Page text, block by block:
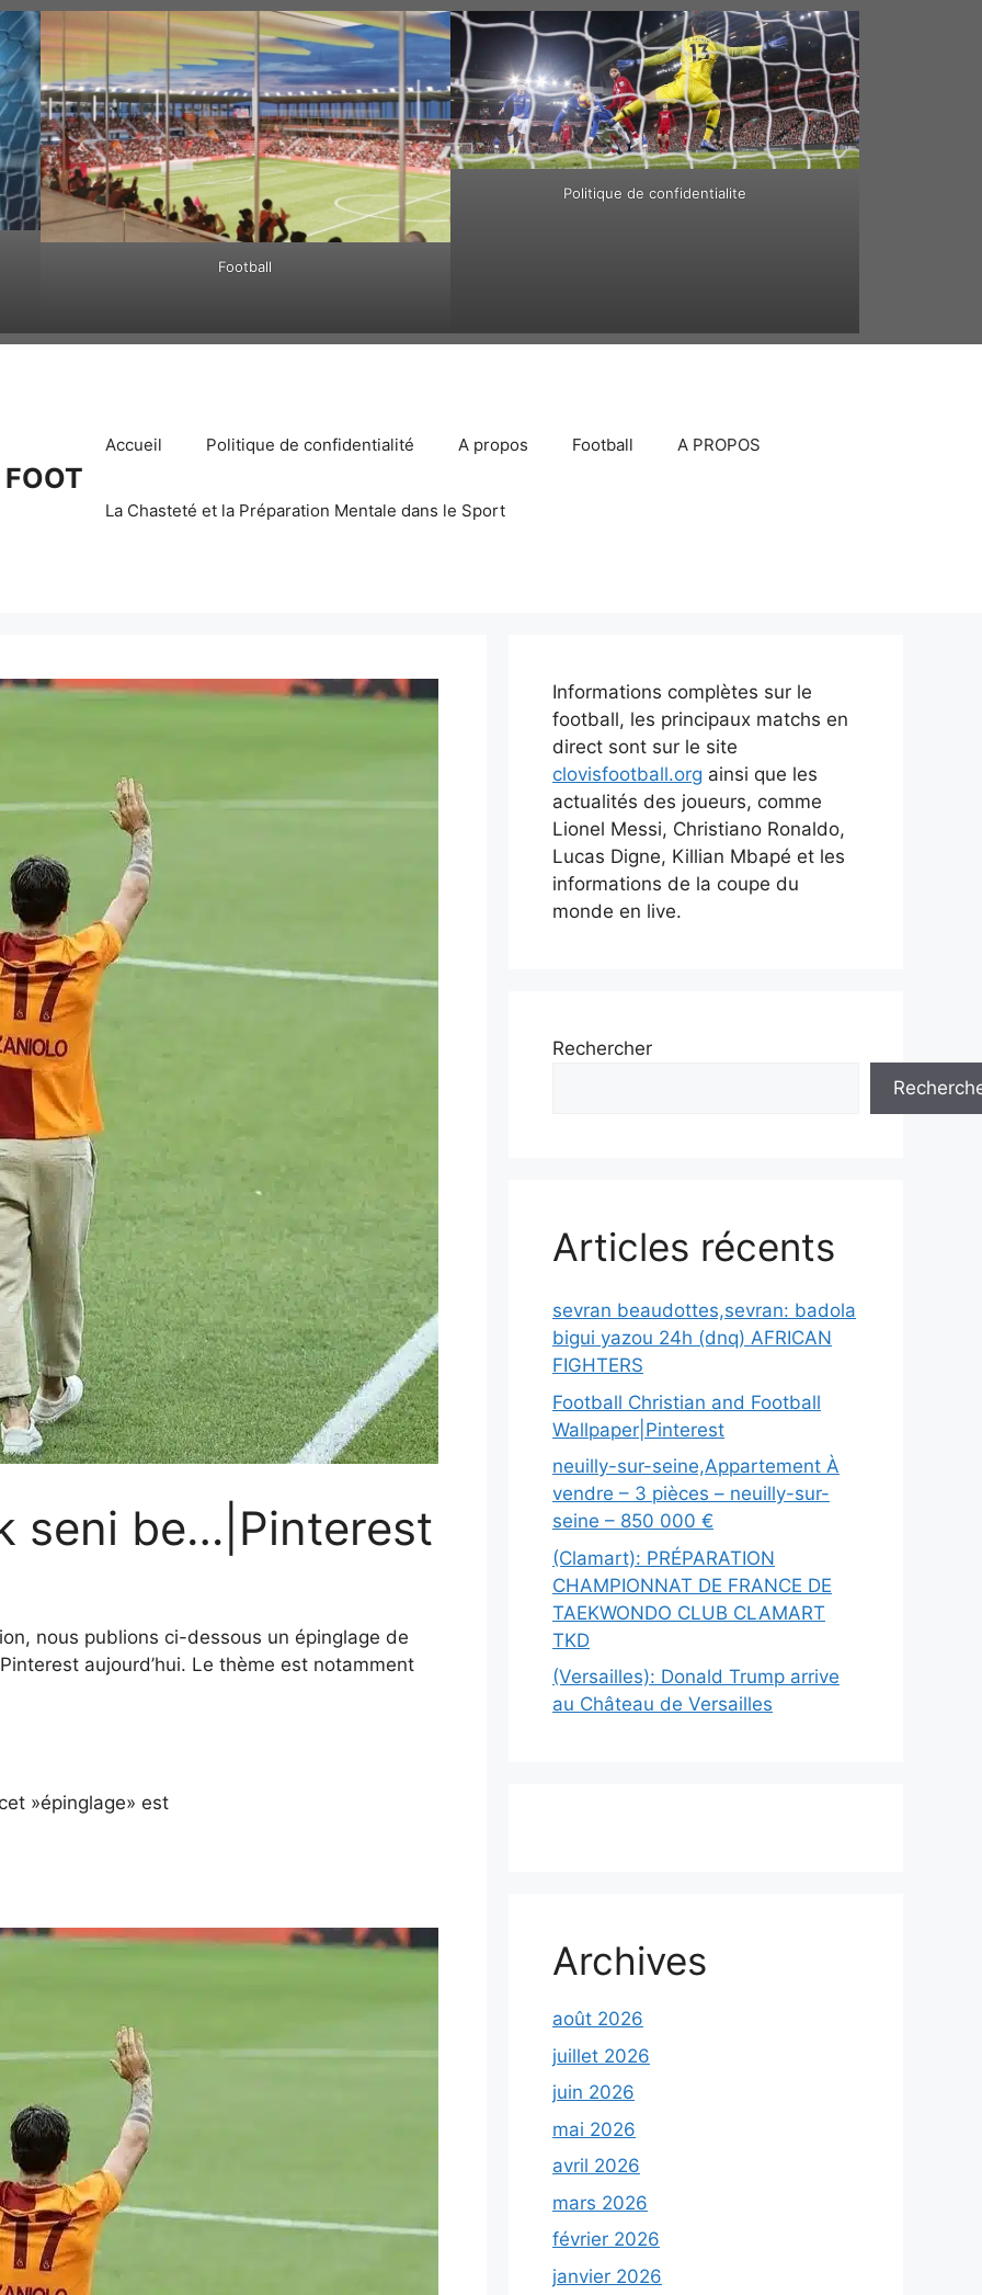
Football
Politique de confidentialite
Accueil Politique de confidentialité A propos Football A PROPOS
La Chasteté et la Préparation Mentale dans le Sport
seni be…|Pinterest
nous publions ci-dessous un épinglage de
aujourd’hui. Le thème est notamment
»épinglage» est
Informations complètes sur le
football, les principaux matchs en
direct sont sur le site
clovisfootball.org ainsi que les
actualités des joueurs, comme
Lionel Messi, Christiano Ronaldo,
Lucas Digne, Killian Mbapé et les
informations de la coupe du
monde en live.
Rechercher
Articles récents
sevran beaudottes,sevran: badola
bigui yazou 24h (dnq) AFRICAN
FIGHTERS
Football Christian and Football
Wallpaper|Pinterest
neuilly-sur-seine,Appartement À
vendre – 3 pièces – neuilly-sur-
seine – 850 000 €
(Clamart): PRÉPARATION
CHAMPIONNAT DE FRANCE DE
TAEKWONDO CLUB CLAMART
TKD
(Versailles): Donald Trump arrive
au Château de Versailles
Archives
août 2026
juillet 2026
juin 2026
mai 2026
avril 2026
mars 2026
février 2026
janvier 2026